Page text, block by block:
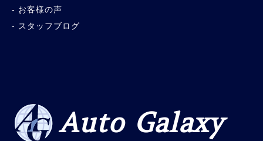
お客様の声
スタッフブログ
Auto Galaxy